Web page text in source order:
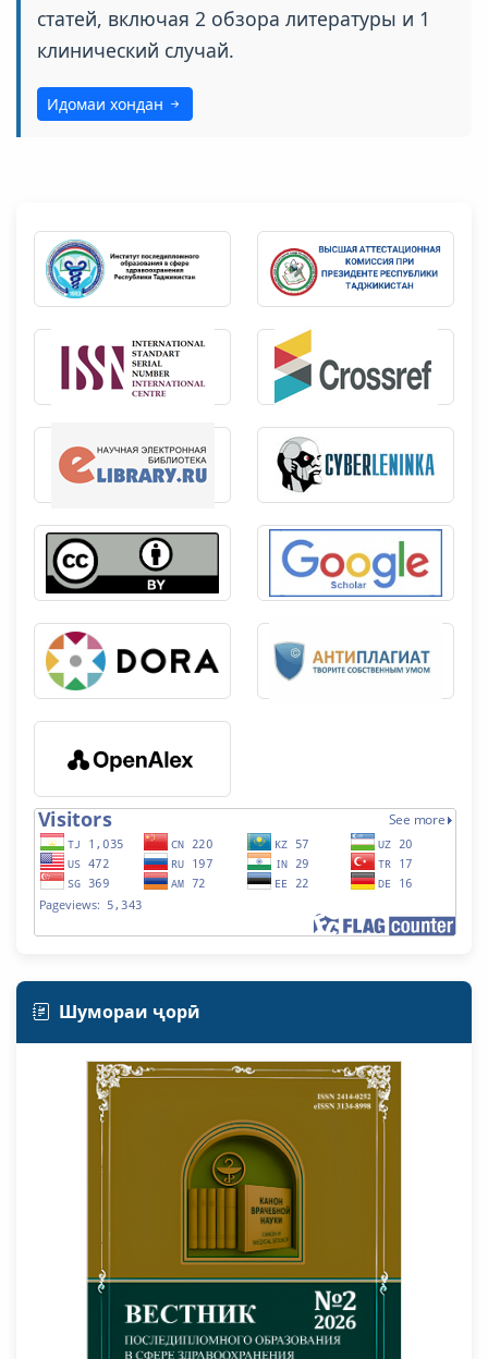
статей, включая 2 обзора литературы и 1
клинический случай.
Идомаи хондан
Шумораи ҷорӣ